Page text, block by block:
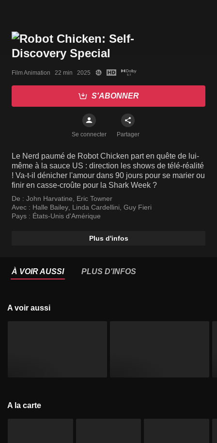
Film Animation   22 min   2025
S'ABONNER
Se connecter Partager
Le Nerd paumé de Robot Chicken part en quête de lui-
même à la sauce US : direction les shows de télé-réalité
! Va-t-il dénicher l'amour dans 90 jours pour se marier ou
finir en casse-croûte pour la Shark Week ?
De : John Harvatine, Eric Towner
Avec : Halle Bailey, Linda Cardellini, Guy Fieri
Pays : États-Unis d'Amérique
Plus d'infos
À VOIR AUSSI PLUS D'INFOS
A voir aussi
A la carte